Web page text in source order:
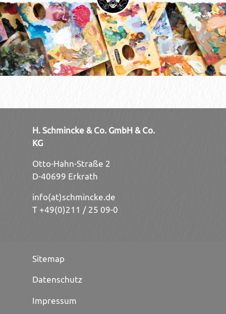
H. Schmincke & Co. GmbH & Co.
KG
Otto-Hahn-Straße 2
D-40699 Erkrath
info(at)schmincke.de
T +49(0)211 / 25 09-0
Sitemap
Datenschutz
Impressum